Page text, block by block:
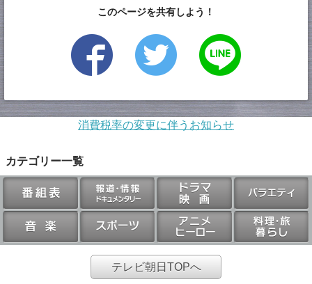
このページを共有しよう！
消費税率の変更に伴うお知らせ
カテゴリー一覧
テレビ朝日TOPへ